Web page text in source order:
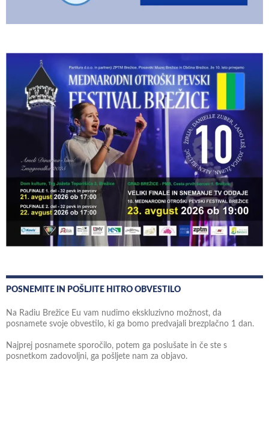
POSNEMITE IN POŠLJITE HITRO OBVESTILO
Na Radiu Brežice Eu vam nudimo ekskluzivno možnost, da
posnamete svoje obvestilo, ki ga bomo predvajali brezplačno 1 dan.
Najprej posnamete sporočilo, potem ga poslušate in če ste s
posnetkom zadovoljni, ga pošljete nam za objavo.